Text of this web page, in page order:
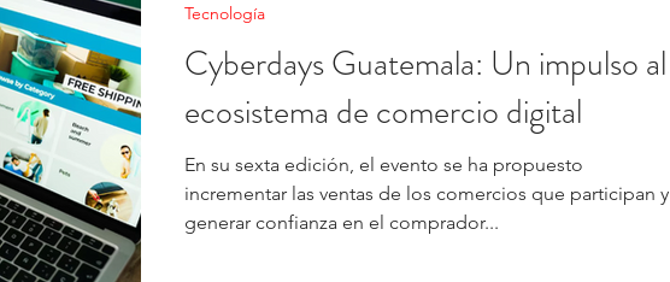
Cyberdays Guatemala: Un impulso al
ecosistema de comercio digital
En su sexta edición, el evento se ha propuesto
incrementar las ventas de los comercios que participan y
generar confianza en el comprador...
Tecnología